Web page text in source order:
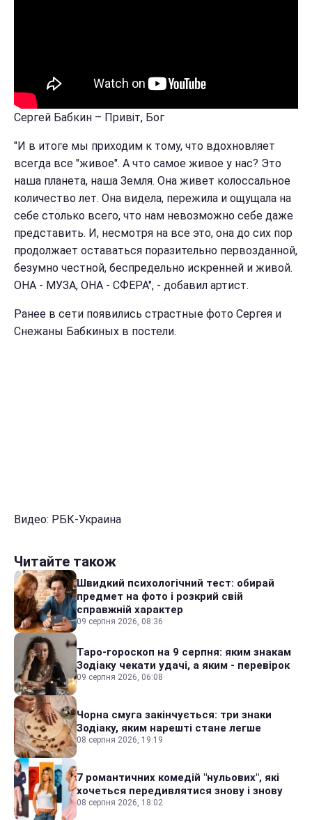
Сергей Бабкин – Привіт, Бог
"И в итоге мы приходим к тому, что вдохновляет
всегда все "живое". А что самое живое у нас? Это
наша планета, наша Земля. Она живет колоссальное
количество лет. Она видела, пережила и ощущала на
себе столько всего, что нам невозможно себе даже
представить. И, несмотря на все это, она до сих пор
продолжает оставаться поразительно первозданной,
безумно честной, беспредельно искренней и живой.
ОНА - МУЗА, ОНА - СФЕРА", - добавил артист.
Ранее в сети появились страстные фото Сергея и
Снежаны Бабкиных в постели.
Видео: РБК-Украина
Читайте також
Швидкий психологічний тест: обирай
предмет на фото і розкрий свій
справжній характер
09 серпня 2026, 08:36
Таро-гороскоп на 9 серпня: яким знакам
Зодіаку чекати удачі, а яким - перевірок
09 серпня 2026, 06:08
Чорна смуга закінчується: три знаки
Зодіаку, яким нарешті стане легше
08 серпня 2026, 19:19
7 романтичних комедій "нульових", які
хочеться передивлятися знову і знову
08 серпня 2026, 18:02